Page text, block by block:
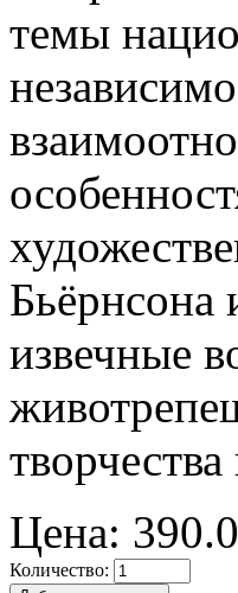
темы
Бьёрнсона
извечные
Цена:
Количество: